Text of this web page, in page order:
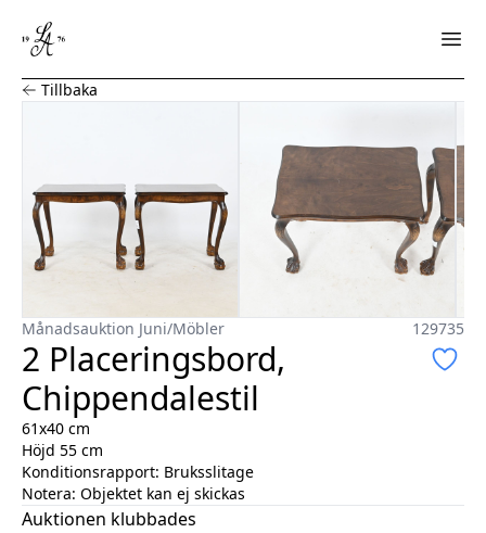
2 Placeringsbord, Chippendalestil
Tillbaka
Månadsauktion Juni/Möbler 129735
2 Placeringsbord,
Chippendalestil
61x40 cm
Höjd 55 cm
Konditionsrapport: Bruksslitage
Notera: Objektet kan ej skickas
Auktionen klubbades